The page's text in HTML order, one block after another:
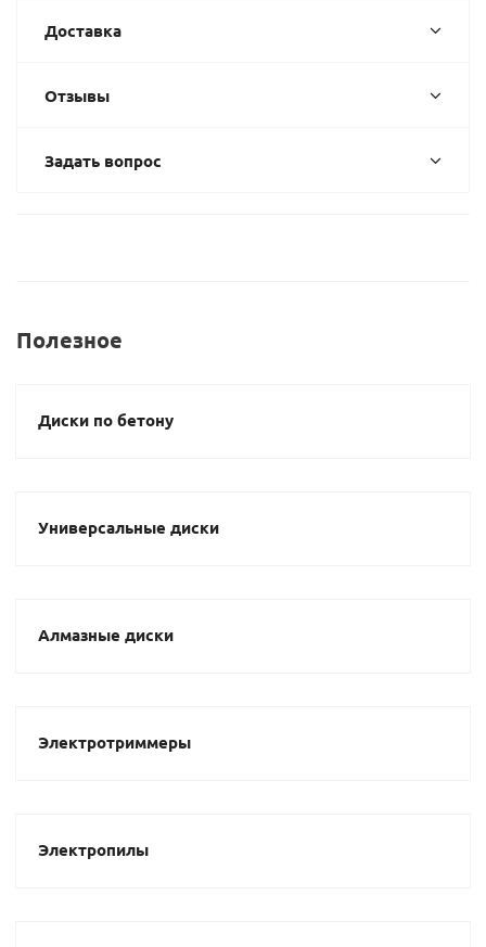
Доставка
Отзывы
Задать вопрос
Полезное
Диски по бетону
Универсальные диски
Алмазные диски
Электротриммеры
Электропилы